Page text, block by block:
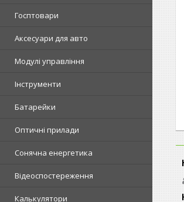
Госптовари
Аксесуари для авто
Модулі управління
Інструменти
Батарейки
Оптичні прилади
Сонячна енергетика
Відеоспостереження
Калькулятори